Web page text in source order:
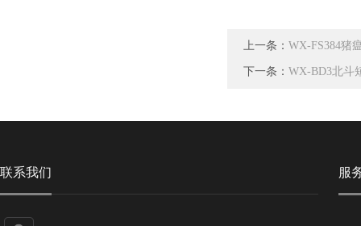
上一条： WX-FS384猪
下一条： WX-BD3北斗
联系我们 服